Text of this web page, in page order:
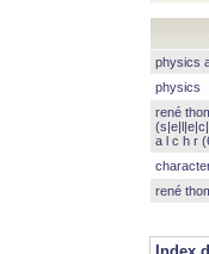
physics
physics
rené
a l c h r
rené